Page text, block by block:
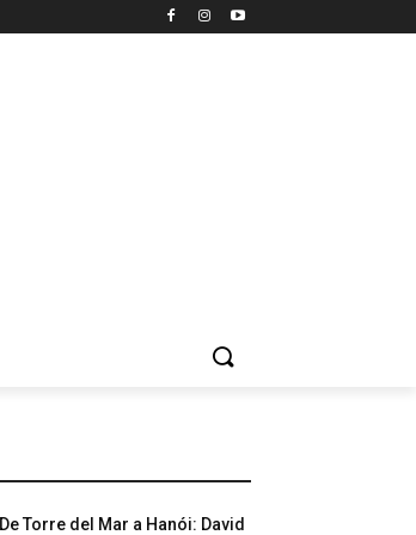
De Torre del Mar a Hanói: David